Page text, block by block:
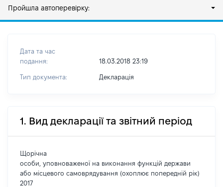
Пройшла автоперевірку:
Дата та час
подання:
18.03.2018 23:19
Тип документа: Декларація
1. Вид декларації та звітний період
Щорічна
особи, уповноваженої на виконання функцій держави
або місцевого самоврядування (охоплює попередній рік)
2017